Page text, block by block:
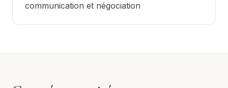
communication et négociation